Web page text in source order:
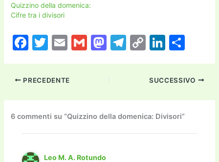
Quizzino della domenica:
Cifre tra i divisori
F
c
e
b
o
o
k
T
itt
er
E
ai
l
G
M
d
o
n
T
a
m
C
p
y
Li
n
k
Li
k
e
dI
n
n
di
vi
PRECEDENTE SUCCESSIVO
6 commenti su “Quizzino della domenica: Divisori”
Leo M. A. Rotundo